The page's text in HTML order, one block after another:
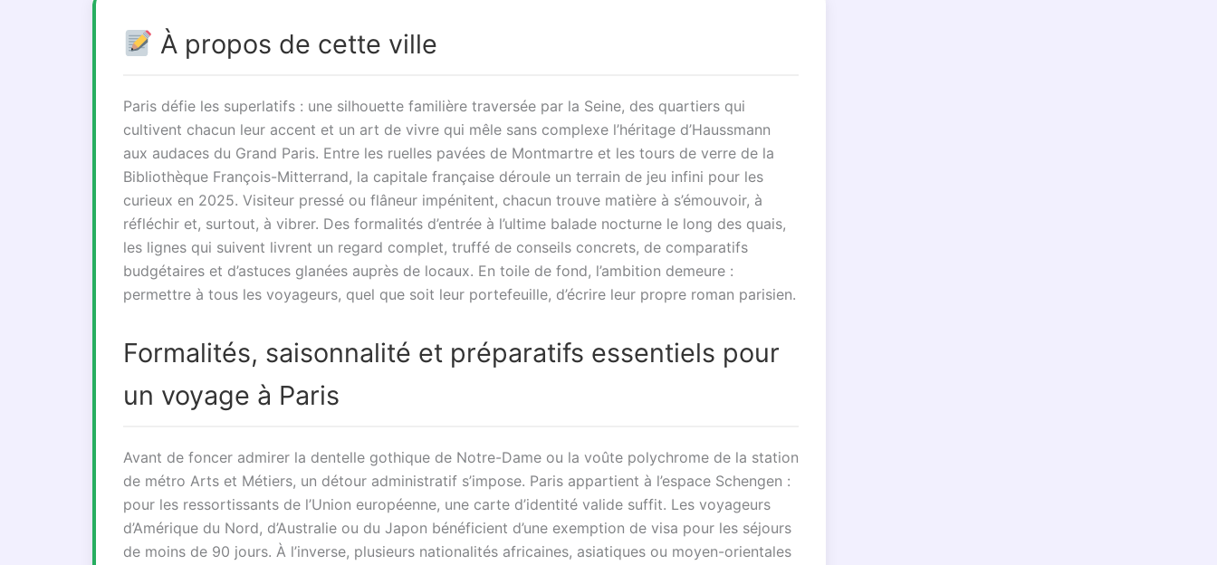
À propos de cette ville
Paris défie les superlatifs : une silhouette familière traversée par la Seine, des quartiers qui
cultivent chacun leur accent et un art de vivre qui mêle sans complexe l’héritage d’Haussmann
aux audaces du Grand Paris. Entre les ruelles pavées de Montmartre et les tours de verre de la
Bibliothèque François-Mitterrand, la capitale française déroule un terrain de jeu infini pour les
curieux en 2025. Visiteur pressé ou flâneur impénitent, chacun trouve matière à s’émouvoir, à
réfléchir et, surtout, à vibrer. Des formalités d’entrée à l’ultime balade nocturne le long des quais,
les lignes qui suivent livrent un regard complet, truffé de conseils concrets, de comparatifs
budgétaires et d’astuces glanées auprès de locaux. En toile de fond, l’ambition demeure :
permettre à tous les voyageurs, quel que soit leur portefeuille, d’écrire leur propre roman parisien.
Formalités, saisonnalité et préparatifs essentiels pour
un voyage à Paris
Avant de foncer admirer la dentelle gothique de Notre-Dame ou la voûte polychrome de la station
de métro Arts et Métiers, un détour administratif s’impose. Paris appartient à l’espace Schengen :
pour les ressortissants de l’Union européenne, une carte d’identité valide suffit. Les voyageurs
d’Amérique du Nord, d’Australie ou du Japon bénéficient d’une exemption de visa pour les séjours
de moins de 90 jours. À l’inverse, plusieurs nationalités africaines, asiatiques ou moyen-orientales